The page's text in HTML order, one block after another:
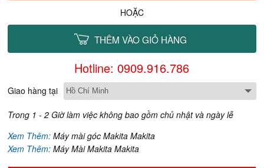
HOẶC
THÊM VÀO GIỎ HÀNG
Hotline: 0909.916.786
Giao hàng tại
Trong 1 - 2 Giờ làm việc không bao gồm chủ nhật và ngày lễ
Xem Thêm:Máy mài góc Makita Makita
Xem Thêm:Máy Mài Makita Makita